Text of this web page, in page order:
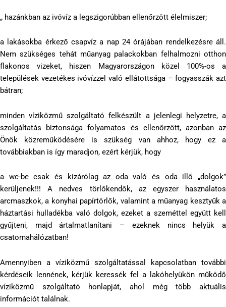
„ hazánkban az ivóvíz a legszigorúbban ellenőrzött élelmiszer;
a lakásokba érkező csapvíz a nap 24 órájában rendelkezésre áll.
Nem szükséges tehát műanyag palackokban felhalmozni otthon
flakonos vizeket, hiszen Magyarországon közel 100%-os a
települések vezetékes ivóvízzel való ellátottsága – fogyasszák azt
bátran;
minden víziközmű szolgáltató felkészült a jelenlegi helyzetre, a
szolgáltatás biztonsága folyamatos és ellenőrzött, azonban az
Önök közreműködésére is szükség van ahhoz, hogy ez a
továbbiakban is így maradjon, ezért kérjük, hogy
a wc-be csak és kizárólag az oda való és oda illő „dolgok”
kerüljenek!!! A nedves törlőkendők, az egyszer használatos
arcmaszkok, a konyhai papírtörlők, valamint a műanyag kesztyűk a
háztartási hulladékba való dolgok, ezeket a szeméttel együtt kell
gyűjteni, majd ártalmatlanítani – ezeknek nincs helyük a
csatornahálózatban!
Amennyiben a víziközmű szolgáltatással kapcsolatban további
kérdéseik lennének, kérjük keressék fel a lakóhelyükön működő
víziközmű szolgáltató honlapját, ahol még több aktuális
információt találnak.